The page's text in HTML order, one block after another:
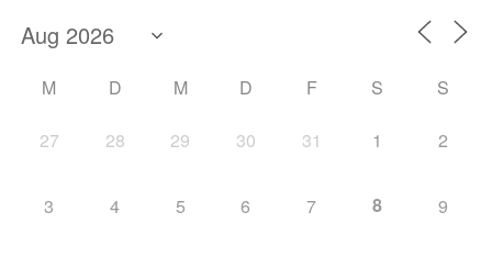
M D M D F S S
27 28 29 30 31 1 2
3 4 5 6 7 8 9